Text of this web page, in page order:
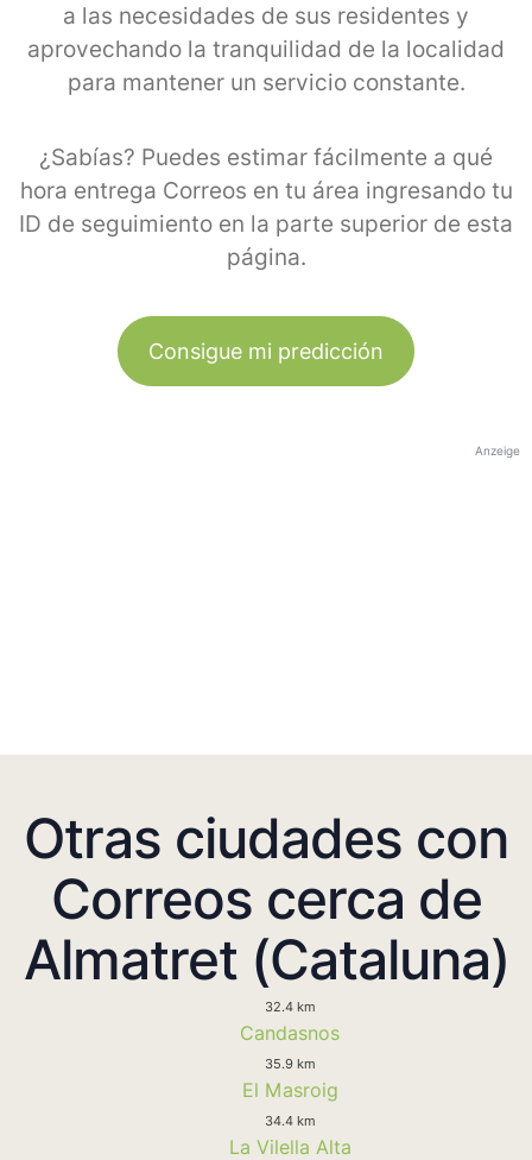
a las necesidades de sus residentes y
aprovechando la tranquilidad de la localidad
para mantener un servicio constante.
¿Sabías? Puedes estimar fácilmente a qué
hora entrega Correos en tu área ingresando tu
ID de seguimiento en la parte superior de esta
página.
Consigue mi predicción
Anzeige
Otras ciudades con
Correos cerca de
Almatret (Cataluna)
32.4 km
Candasnos
35.9 km
El Masroig
34.4 km
La Vilella Alta